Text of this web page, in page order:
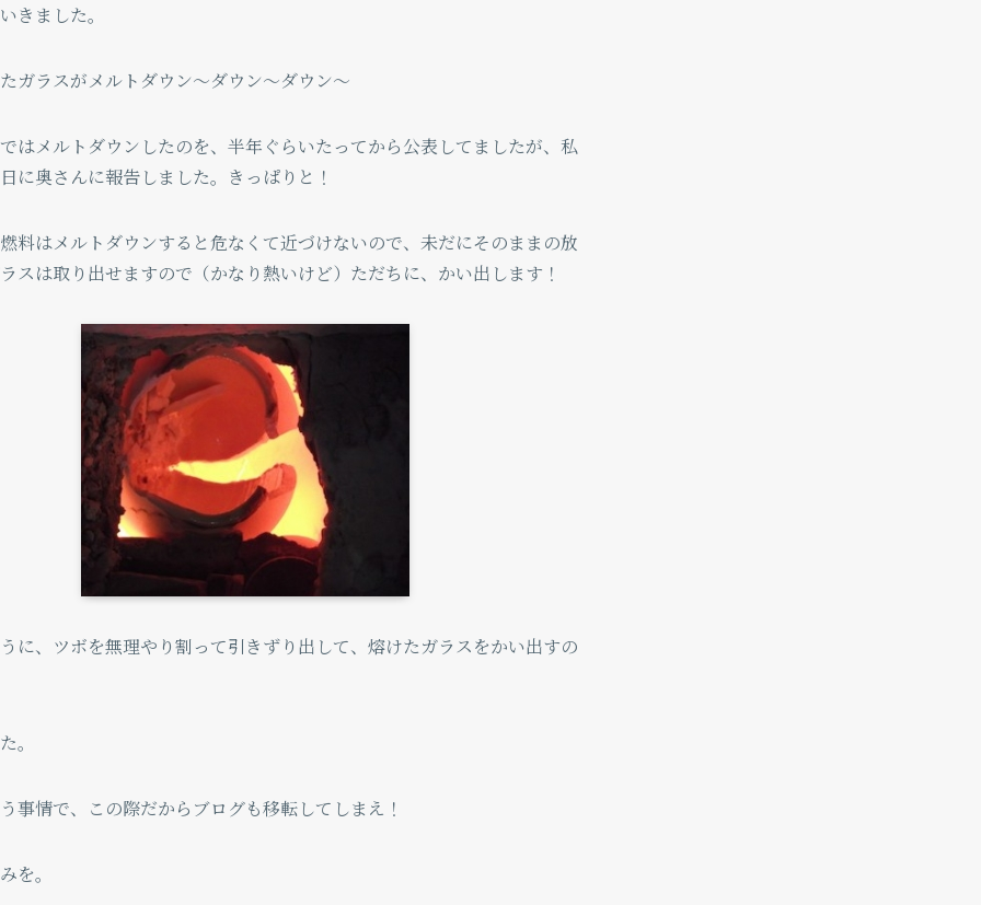
きました。
ガラスがメルトダウン〜ダウン〜ダウン〜
はメルトダウンしたのを、半年ぐらいたってから公表してましたが、私
に奥さんに報告しました。きっぱりと！
料はメルトダウンすると危なくて近づけないので、未だにそのままの放
スは取り出せますので（かなり熱いけど）ただちに、かい出します！
に、ツボを無理やり割って引きずり出して、熔けたガラスをかい出すの
。
事情で、この際だからブログも移転してしまえ！
を。